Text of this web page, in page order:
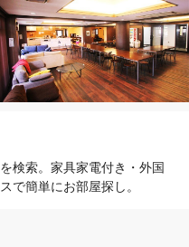
検索。家具家電付き・外国
で簡単にお部屋探し。